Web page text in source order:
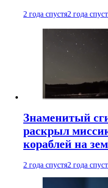
2 года спустя2 года
Знаменитый
раскрыл
кораблей на
2 года спустя2 года